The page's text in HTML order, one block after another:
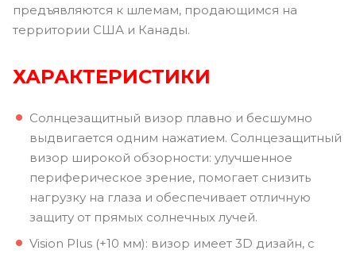
предъявляются к шлемам, продающимся на
территории США и Канады.
ХАРАКТЕРИСТИКИ
Солнцезащитный визор плавно и бесшумно
выдвигается одним нажатием. Солнцезащитный
визор широкой обзорности: улучшенное
периферическое зрение, помогает снизить
нагрузку на глаза и обеспечивает отличную
защиту от прямых солнечных лучей.
Vision Plus (+10 мм): визор имеет 3D дизайн, с